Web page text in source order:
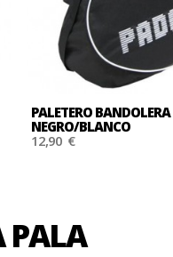
PALETERO
NEGRO/BLANCO
12,90 €
PALA